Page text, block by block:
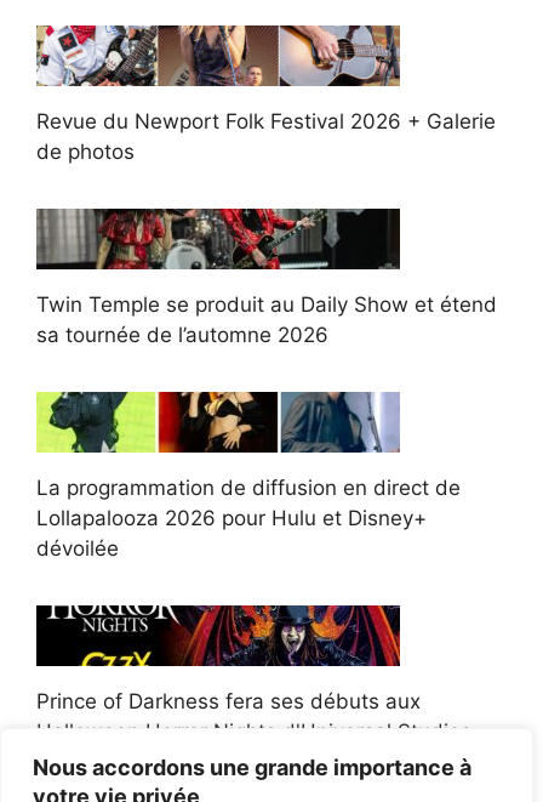
Nous accordons une grande importance à
votre vie privée
Revue du Newport Folk Festival 2026 + Galerie
de photos
Twin Temple se produit au Daily Show et étend
sa tournée de l’automne 2026
La programmation de diffusion en direct de
Lollapalooza 2026 pour Hulu et Disney+
dévoilée
Prince of Darkness fera ses débuts aux
Halloween Horror Nights d'Universal Studios